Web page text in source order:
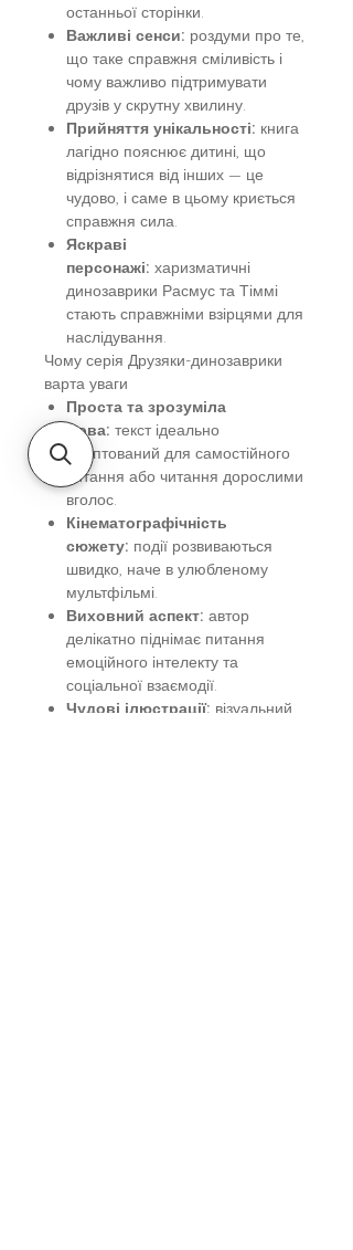
останньої сторінки.
Важливі сенси: роздуми про те,
що таке справжня сміливість і
чому важливо підтримувати
друзів у скрутну хвилину.
Прийняття унікальності: книга
лагідно пояснює дитині, що
відрізнятися від інших — це
чудово, і саме в цьому криється
справжня сила.
Яскраві
персонажі: харизматичні
динозаврики Расмус та Тіммі
стають справжніми взірцями для
наслідування.
Чому серія Друзяки-динозаврики
варта уваги
Проста та зрозуміла
мова: текст ідеально
адаптований для самостійного
читання або читання дорослими
вголос.
Кінематографічність
сюжету: події розвиваються
швидко, наче в улюбленому
мультфільмі.
Виховний аспект: автор
делікатно піднімає питання
емоційного інтелекту та
соціальної взаємодії.
Чудові ілюстрації: візуальний